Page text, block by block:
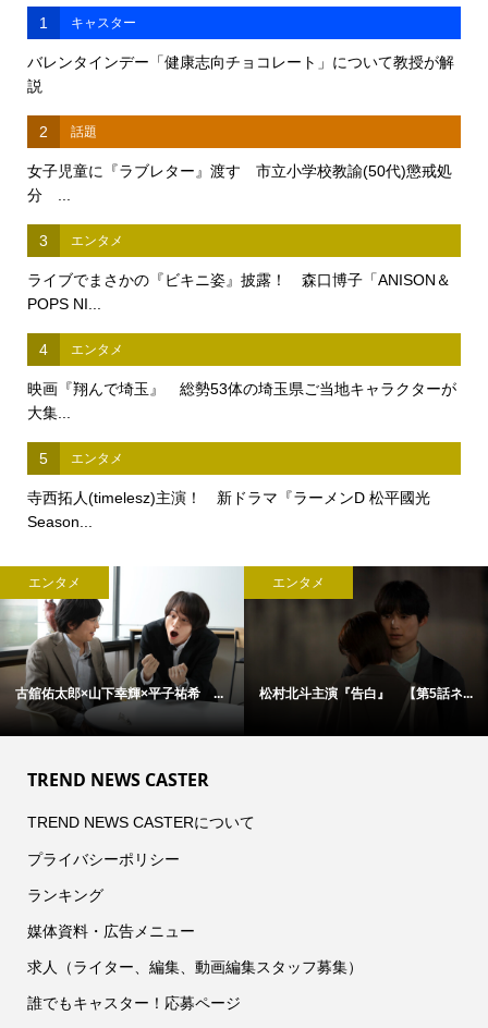
1 キャスター
バレンタインデー「健康志向チョコレート」について教授が解
説
2 話題
女子児童に『ラブレター』渡す 市立小学校教諭(50代)懲戒処
分 ...
3 エンタメ
ライブでまさかの『ビキニ姿』披露！ 森口博子「ANISON＆
POPS NI...
4 エンタメ
映画『翔んで埼玉』 総勢53体の埼玉県ご当地キャラクターが
大集...
5 エンタメ
寺西拓人(timelesz)主演！ 新ドラマ『ラーメンD 松平國光
Season...
エンタメ
古舘佑太郎×山下幸輝×平子祐希 ...
エンタメ
松村北斗主演『告白』 【第5話ネ...
TREND NEWS CASTER
TREND NEWS CASTERについて
プライバシーポリシー
ランキング
媒体資料・広告メニュー
求人（ライター、編集、動画編集スタッフ募集）
誰でもキャスター！応募ページ